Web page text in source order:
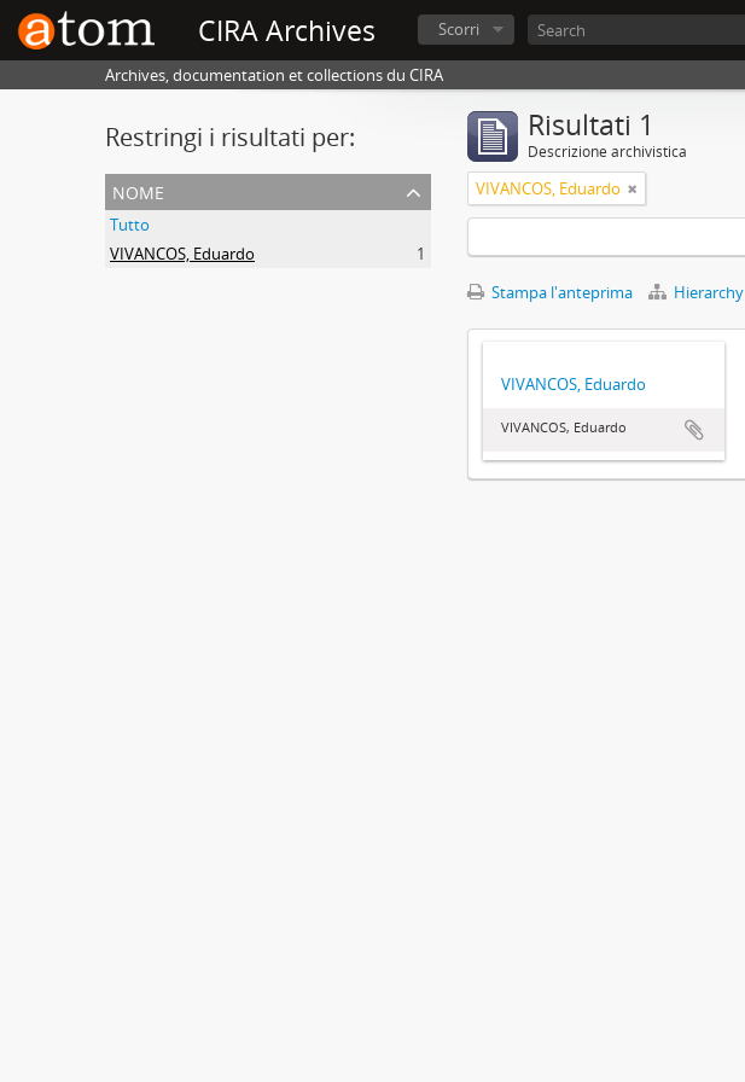
CIRA Archives Scorri
Archives, documentation et collections du CIRA
Restringi i risultati per:
nome
Tutto
VIVANCOS, Eduardo
1
Risultati 1
Descrizione archivistica
VIVANCOS, Eduardo
Stampa l'anteprima Hierarchy
VIVANCOS, Eduardo
VIVANCOS, Eduardo